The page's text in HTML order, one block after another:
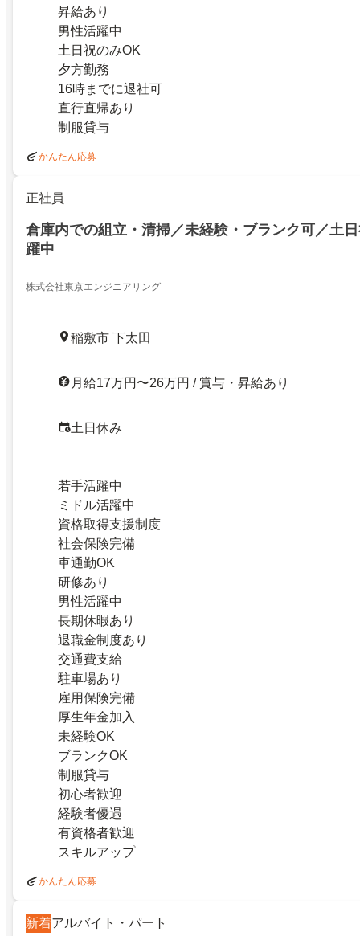
昇給あり
男性活躍中
土日祝のみOK
夕方勤務
16時までに退社可
直行直帰あり
制服貸与
かんたん応募
正社員
倉庫内での組立・清掃／未経験・ブランク可／土
躍中
株式会社東京エンジニアリング
稲敷市 下太田
月給17万円〜26万円 / 賞与・昇給あり
土日休み
若手活躍中
ミドル活躍中
資格取得支援制度
社会保険完備
車通勤OK
研修あり
男性活躍中
長期休暇あり
退職金制度あり
交通費支給
駐車場あり
雇用保険完備
厚生年金加入
未経験OK
ブランクOK
制服貸与
初心者歓迎
経験者優遇
有資格者歓迎
スキルアップ
かんたん応募
新着アルバイト・パート